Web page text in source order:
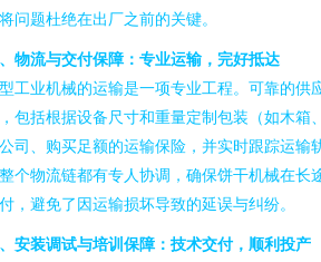
问题杜绝在出厂之前的关键。
物流与交付保障：专业运输，完好抵达
工业机械的运输是一项专业工程。可靠的供
包括根据设备尺寸和重量定制包装（如木箱
司、购买足额的运输保险，并实时跟踪运输
个物流链都有专人协调，确保饼干机械在长
，避免了因运输损坏导致的延误与纠纷。
安装调试与培训保障：技术交付，顺利投产